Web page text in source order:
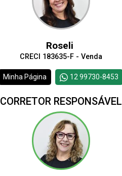
Roseli
CRECI 183635-F - Venda
Minha Página 12 99730-8453
CORRETOR RESPONSÁVEL